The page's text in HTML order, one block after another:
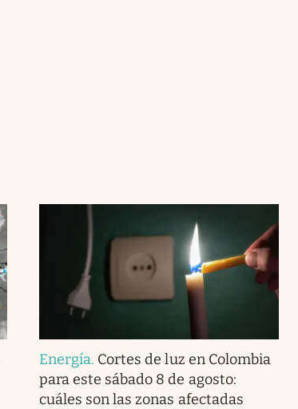
Energía. Cortes de luz en Colombia
para este sábado 8 de agosto:
cuáles son las zonas afectadas